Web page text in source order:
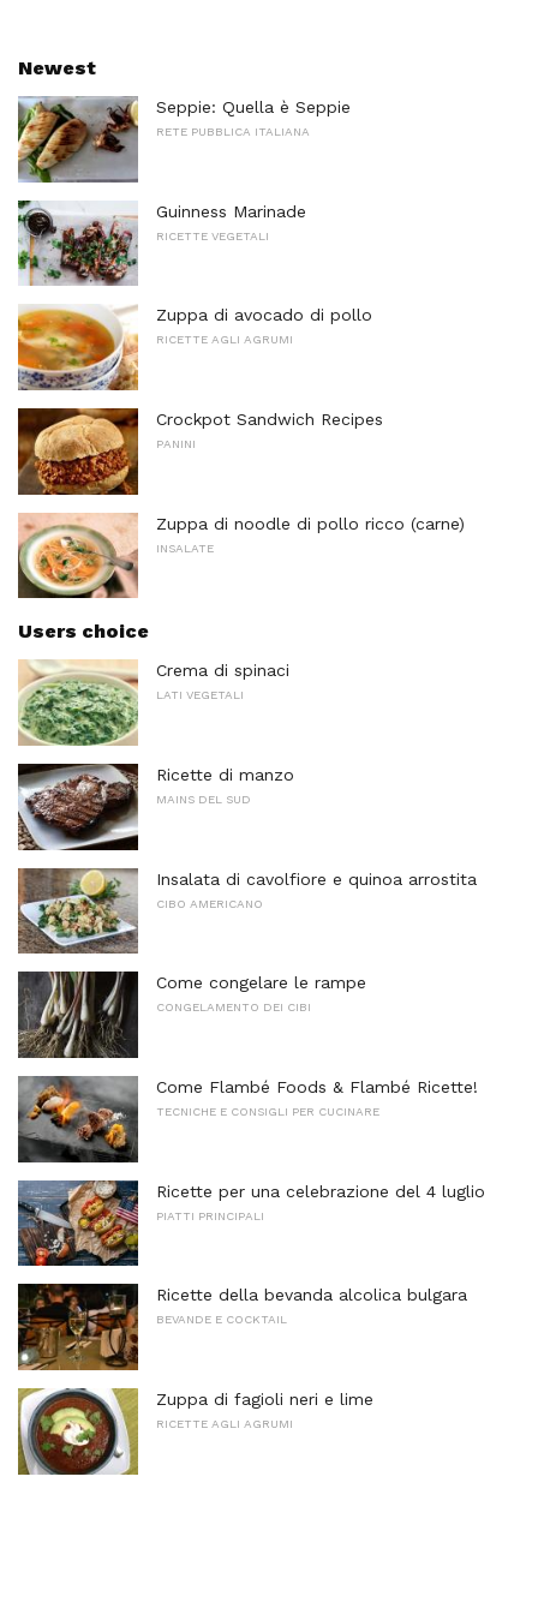
Newest
Seppie: Quella è Seppie
RETE PUBBLICA ITALIANA
Guinness Marinade
RICETTE VEGETALI
Zuppa di avocado di pollo
RICETTE AGLI AGRUMI
Crockpot Sandwich Recipes
PANINI
Zuppa di noodle di pollo ricco (carne)
INSALATE
Users choice
Crema di spinaci
LATI VEGETALI
Ricette di manzo
MAINS DEL SUD
Insalata di cavolfiore e quinoa arrostita
CIBO AMERICANO
Come congelare le rampe
CONGELAMENTO DEI CIBI
Come Flambé Foods & Flambé Ricette!
TECNICHE E CONSIGLI PER CUCINARE
Ricette per una celebrazione del 4 luglio
PIATTI PRINCIPALI
Ricette della bevanda alcolica bulgara
BEVANDE E COCKTAIL
Zuppa di fagioli neri e lime
RICETTE AGLI AGRUMI